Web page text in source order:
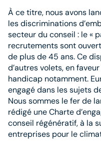
À ce titre, nous avons
les discriminations
secteur du conseil : le «
recrutements sont
de plus de 45 ans. Ce
d’autres volets, en
handicap notamment.
engagé dans les sujets
Nous sommes le fer de
rédigé une Charte
conseil régénératif, à la
entreprises pour le